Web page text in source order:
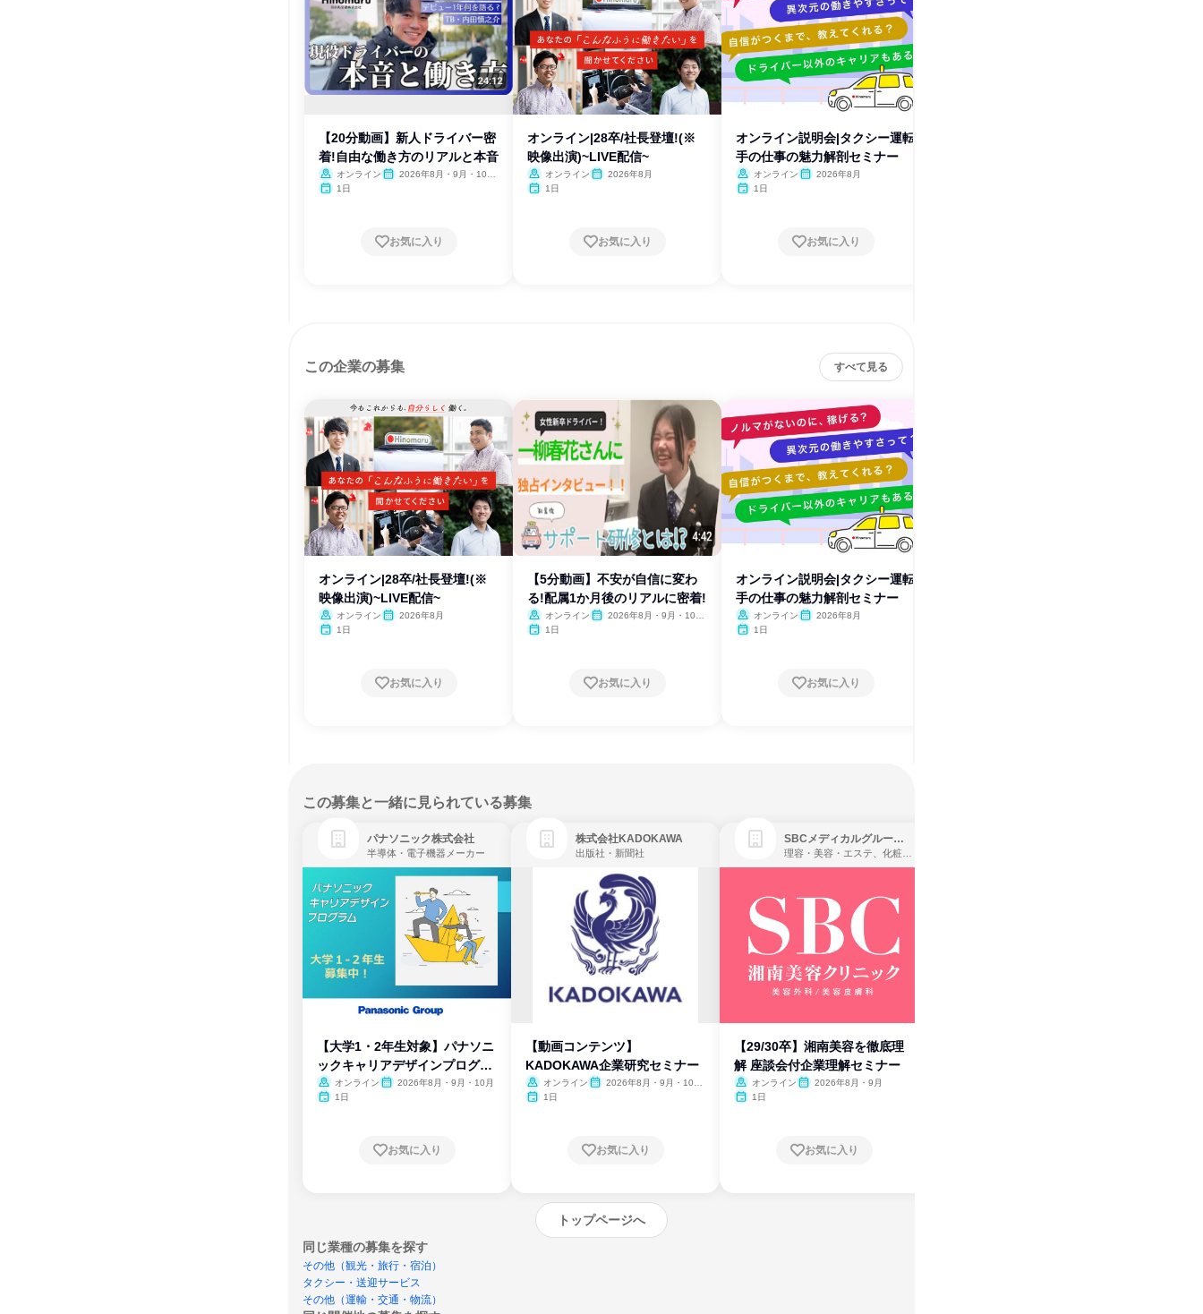
【20分動画】新人ドライバー密
着!自由な働き方のリアルと本音
オンライン
2026年8月・9月・10
1日
お気に入り
オンライン|28卒/社長登壇!(※
映像出演)~LIVE配信~
オンライン
2026年8月
1日
お気に入り
オンライン説明会|タクシー運転
手の仕事の魅力解剖セミナー
オンライン
2026年8月
1日
お気に入り
この企業の募集 すべて見る
オンライン|28卒/社長登壇!(※
映像出演)~LIVE配信~
オンライン
2026年8月
1日
お気に入り
【5分動画】不安が自信に変わ
る!配属1か月後のリアルに密着!
オンライン
2026年8月・9月・10
1日
お気に入り
オンライン説明会|タクシー運転
手の仕事の魅力解剖セミナー
オンライン
2026年8月
1日
お気に入り
この募集と一緒に見られている募集
パナソニック株式会社
半導体・電子機器メーカー
【大学1・2年生対象】パナソニ
ックキャリアデザインプログラ
ム
オンライン
2026年8月・9月・10月
1日
お気に入り
株式会社KADOKAWA
出版社・新聞社
【動画コンテンツ】
KADOKAWA企業研究セミナー
オンライン
2026年8月・9月・10
1日
お気に入り
SBCメディカルグループ株式会社
【29/30卒】湘南美容を徹底理
解 座談会付企業理解セミナー
オンライン
2026年8月・9月
1日
お気に入り
トップページへ
同じ業種の募集を探す
その他（観光・旅行・宿泊）
タクシー・送迎サービス
その他（運輸・交通・物流）